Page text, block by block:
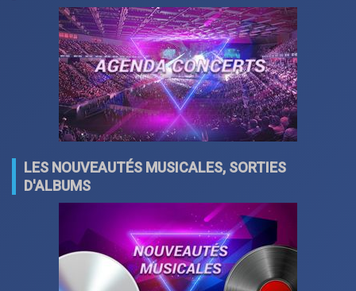
LES NOUVEAUTÉS MUSICALES, SORTIES
D'ALBUMS